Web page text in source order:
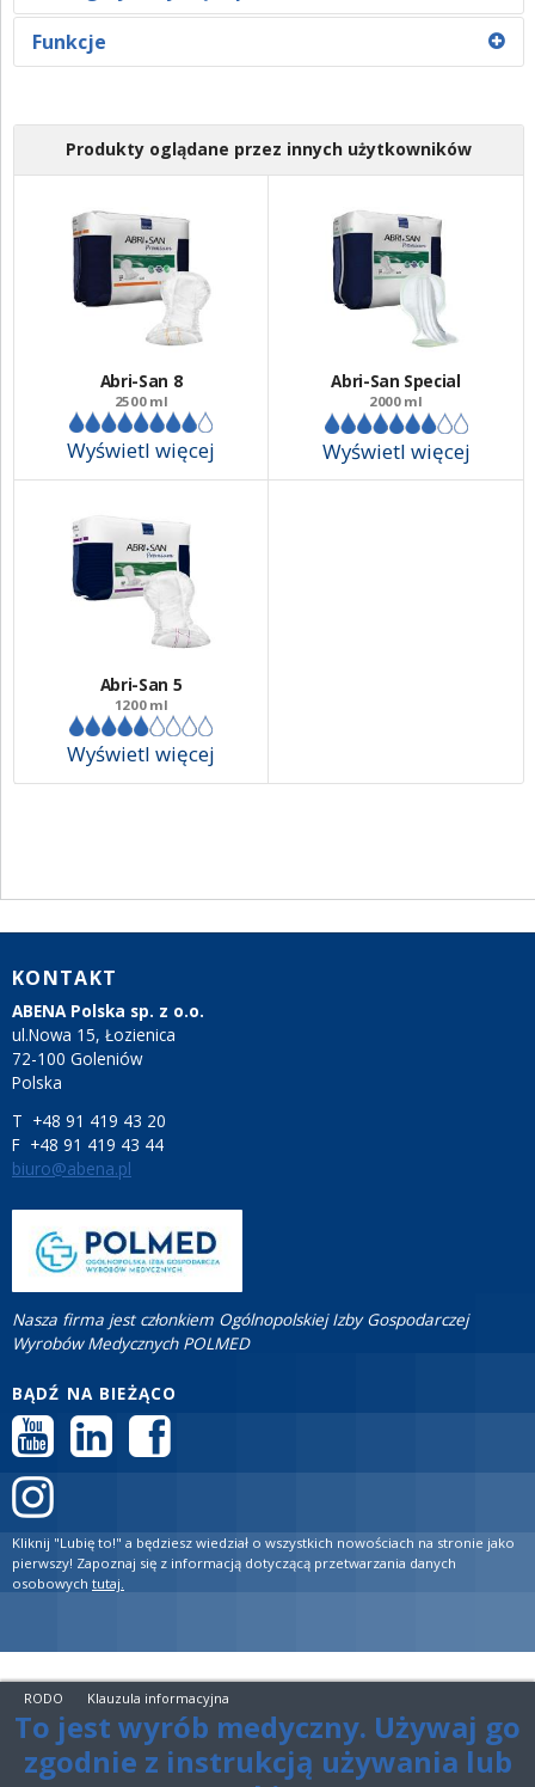
Abri-San 5-6-7-8-9-10-11 przeznaczone są do umiarkowanego
i ciężkiego nietrzymania moczu. Produkty wyposażono w
system TopDry pozwala skórze oddychać, a użytkownikowi
czuć się wygodnie i komfortowo w każdej sytuacji.
Funkcje
Oddychająca warstwa spodnia, która jest tekstylną
włókniną w dotyku podobną do bawełny,
Unikalny system TopDry, zapewniający suchą
powierzchnię i szybkie wchłanianie,
System minimalizujący nieprzyjemny zapach,
Testowany dermatologicznie,
Certyfikat Nordic Eco-Label,
Produkt bez lateksu i nie bielony chlorem
Produkty oglądane przez innych użytkowników
Abri-San 8
2500 ml
Wyświetl więcej
Abri-San Special
2000 ml
Wyświetl więcej
Abri-San 5
1200 ml
Wyświetl więcej
KONTAKT
ABENA Polska sp. z o.o.
ul.Nowa 15, Łozienica
72-100 Goleniów
Polska
T +48 91 419 43 20
F +48 91 419 43 44
biuro@abena.pl
Nasza firma jest członkiem Ogólnopolskiej Izby Gospodarczej
Wyrobów Medycznych POLMED
BĄDŹ NA BIEŻĄCO
Kliknij "Lubię to!" a będziesz wiedział o wszystkich nowościach na stronie jako
pierwszy! Zapoznaj się z informacją dotyczącą przetwarzania danych
osobowych tutaj.
RODO Klauzula informacyjna
To jest wyrób medyczny. Używaj go
zgodnie z instrukcją używania lub